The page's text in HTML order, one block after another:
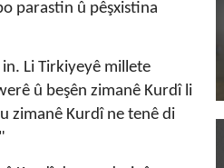
parastin û pêşxistina
Li Tirkiyeyê millete
û beşên zimanê Kurdî li
zimanê Kurdî ne tenê di